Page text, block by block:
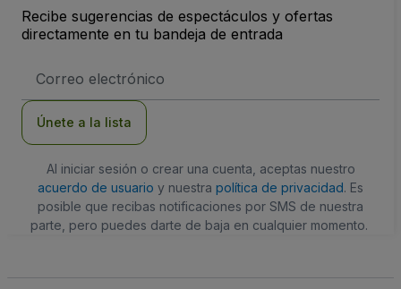
Recibe sugerencias de espectáculos y ofertas
directamente en tu bandeja de entrada
de
Únete a la lista
Al iniciar sesión o crear una cuenta, aceptas nuestro
acuerdo de usuario y nuestra política de privacidad. Es
posible que recibas notificaciones por SMS de nuestra
parte, pero puedes darte de baja en cualquier momento.